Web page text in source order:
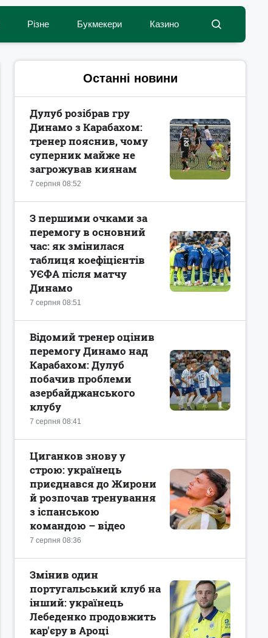
Різне Букмекери Казино
Останні новини
7 серпня 08:52
Дулуб розібрав гру
Динамо з Карабахом:
тренер пояснив, чому
суперник майже не
загрожував киянам
7 серпня 08:51
З першими очками за
перемогу в основний
час: як змінилася
таблиця коефіцієнтів
УЄФА після матчу
Динамо
7 серпня 08:41
Відомий тренер оцінив
перемогу Динамо над
Карабахом: Дулуб
побачив проблеми
азербайджанського
клубу
7 серпня 08:36
Циганков знову у
строю: українець
приєднався до Жирони
й розпочав тренування
з іспанською
командою – відео
Змінив один
португальський клуб на
інший: українець
Лебеденко продовжить
кар'єру в Ароці